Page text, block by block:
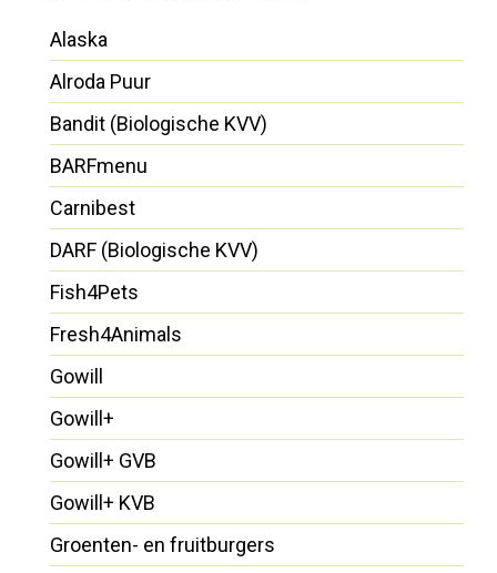
Alaska
Alroda Puur
Bandit (Biologische KVV)
BARFmenu
Carnibest
DARF (Biologische KVV)
Fish4Pets
Fresh4Animals
Gowill
Gowill+
Gowill+ GVB
Gowill+ KVB
Groenten- en fruitburgers